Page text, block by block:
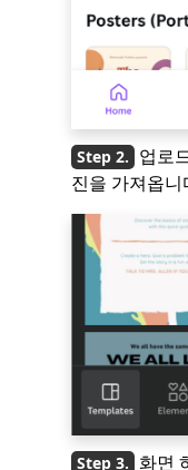
업로
진을 가져옵니
화면